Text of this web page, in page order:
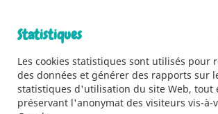
to
the
end
of
Statistiques
Les cookies statistiques sont utilisés pour
des données et générer des rapports sur
statistiques d'utilisation du site Web, tout
préservant l'anonymat des visiteurs vis-à-